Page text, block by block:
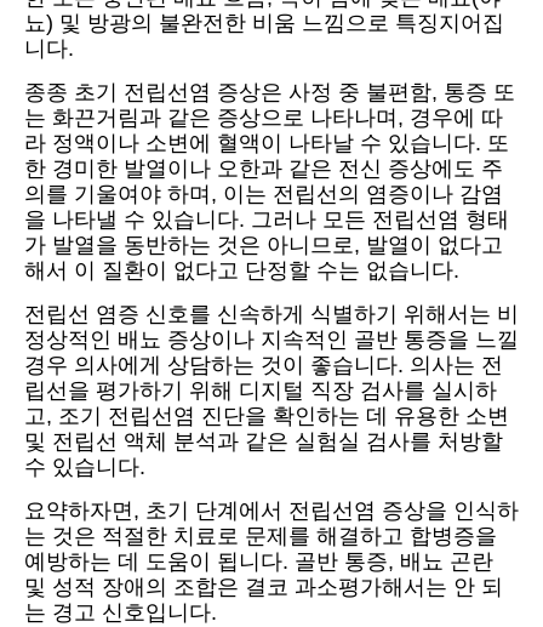
뇨) 및 방광의 불완전한 비움 느낌으로 특징지어집
니다.
종종 초기 전립선염 증상은 사정 중 불편함, 통증 또
는 화끈거림과 같은 증상으로 나타나며, 경우에 따
라 정액이나 소변에 혈액이 나타날 수 있습니다. 또
한 경미한 발열이나 오한과 같은 전신 증상에도 주
의를 기울여야 하며, 이는 전립선의 염증이나 감염
을 나타낼 수 있습니다. 그러나 모든 전립선염 형태
가 발열을 동반하는 것은 아니므로, 발열이 없다고
해서 이 질환이 없다고 단정할 수는 없습니다.
전립선 염증 신호를 신속하게 식별하기 위해서는 비
정상적인 배뇨 증상이나 지속적인 골반 통증을 느낄
경우 의사에게 상담하는 것이 좋습니다. 의사는 전
립선을 평가하기 위해 디지털 직장 검사를 실시하
고, 조기 전립선염 진단을 확인하는 데 유용한 소변
및 전립선 액체 분석과 같은 실험실 검사를 처방할
수 있습니다.
요약하자면, 초기 단계에서 전립선염 증상을 인식하
는 것은 적절한 치료로 문제를 해결하고 합병증을
예방하는 데 도움이 됩니다. 골반 통증, 배뇨 곤란
및 성적 장애의 조합은 결코 과소평가해서는 안 되
는 경고 신호입니다.